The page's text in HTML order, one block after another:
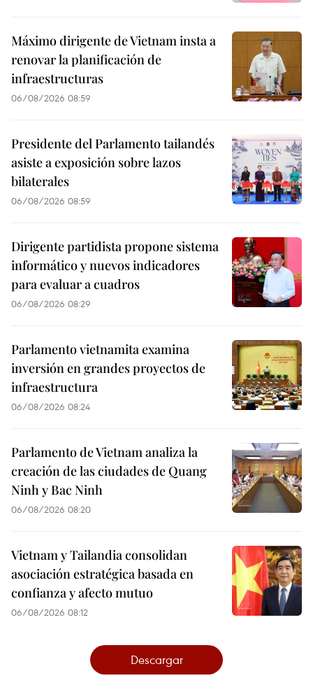
Máximo dirigente de Vietnam insta a
renovar la planificación de
infraestructuras
06/08/2026 08:59
Presidente del Parlamento tailandés
asiste a exposición sobre lazos
bilaterales
06/08/2026 08:59
Dirigente partidista propone sistema
informático y nuevos indicadores
para evaluar a cuadros
06/08/2026 08:29
Parlamento vietnamita examina
inversión en grandes proyectos de
infraestructura
06/08/2026 08:24
Parlamento de Vietnam analiza la
creación de las ciudades de Quang
Ninh y Bac Ninh
06/08/2026 08:20
Vietnam y Tailandia consolidan
asociación estratégica basada en
confianza y afecto mutuo
06/08/2026 08:12
Descargar